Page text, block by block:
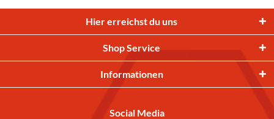
Hier erreichst du uns
Shop Service
Informationen
Social Media